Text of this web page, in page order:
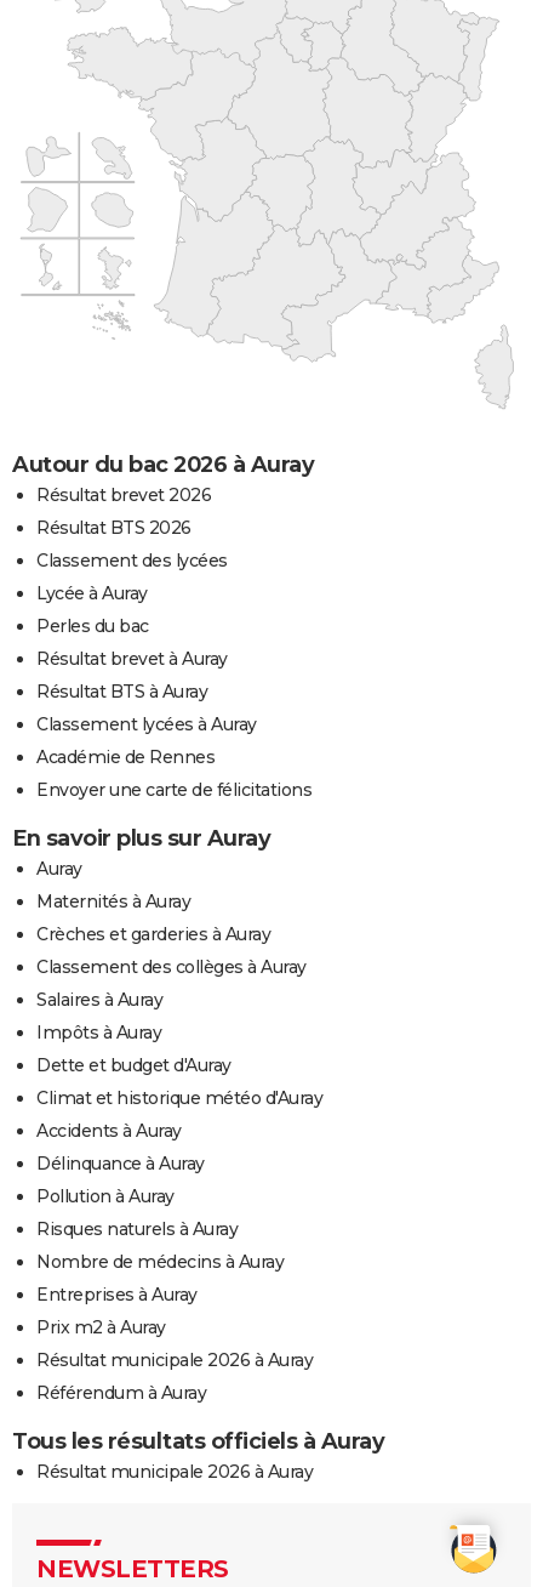
Autour du bac 2026 à Auray
Résultat brevet 2026
Résultat BTS 2026
Classement des lycées
Lycée à Auray
Perles du bac
Résultat brevet à Auray
Résultat BTS à Auray
Classement lycées à Auray
Académie de Rennes
Envoyer une carte de félicitations
En savoir plus sur Auray
Auray
Maternités à Auray
Crèches et garderies à Auray
Classement des collèges à Auray
Salaires à Auray
Impôts à Auray
Dette et budget d'Auray
Climat et historique météo d'Auray
Accidents à Auray
Délinquance à Auray
Pollution à Auray
Risques naturels à Auray
Nombre de médecins à Auray
Entreprises à Auray
Prix m2 à Auray
Résultat municipale 2026 à Auray
Référendum à Auray
Tous les résultats officiels à Auray
Résultat municipale 2026 à Auray
NEWSLETTERS